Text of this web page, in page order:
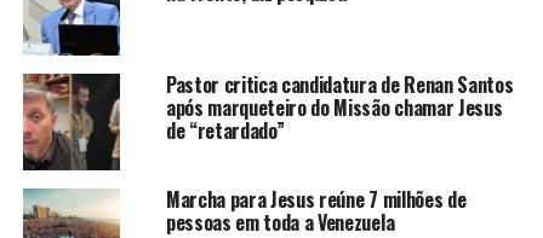
Pastor critica candidatura de Renan Santos
após marqueteiro do Missão chamar Jesus
de “retardado”
Marcha para Jesus reúne 7 milhões de
pessoas em toda a Venezuela